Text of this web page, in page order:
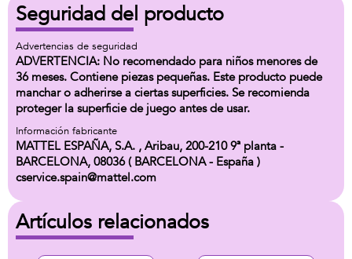
Seguridad del producto
Advertencias de seguridad
ADVERTENCIA: No recomendado para niños menores de
36 meses. Contiene piezas pequeñas. Este producto puede
manchar o adherirse a ciertas superficies. Se recomienda
proteger la superficie de juego antes de usar.
Información fabricante
MATTEL ESPAÑA, S.A. , Aribau, 200-210 9ª planta -
BARCELONA, 08036 ( BARCELONA - España )
cservice.spain@mattel.com
Artículos relacionados